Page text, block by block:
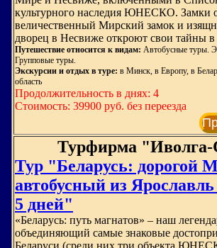
культурного наследия ЮНЕСКО. Замки
величественный Мирский замок и
дворец в Несвиже откроют свои тайны в
Путешествие относится к видам: Автобусные туры.
Групповые туры.
Экскурсии и отдых в туре: в Минск, в Европу, в
область
Продолжительность в днях: 4
Стоимость: 39900 руб. без переезда
Турфирма
Тур "Беларусь: дорогой
автобусный из
5 дней"
«Беларусь: путь магнатов» – наш
объединяющий самые знаковые
Беларуси (среди них три объекта